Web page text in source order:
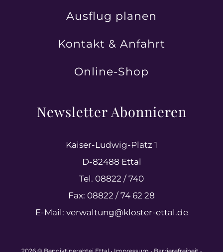
Ausflug planen
Kontakt & Anfahrt
Online-Shop
Newsletter Abonnieren
Kaiser-Ludwig-Platz 1
D-82488 Ettal
Tel. 08822 / 740
Fax: 08822 / 74 62 28
E-Mail: verwaltung@kloster-ettal.de